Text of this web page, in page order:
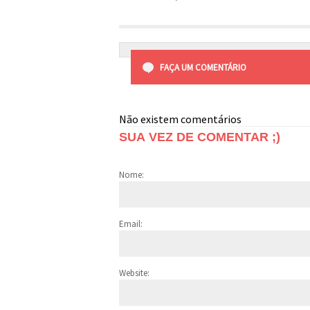
FAÇA UM COMENTÁRIO
Não existem comentários
SUA VEZ DE COMENTAR ;)
Nome:
Email:
Website: